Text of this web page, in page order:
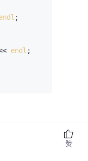
;
endl ;
赞